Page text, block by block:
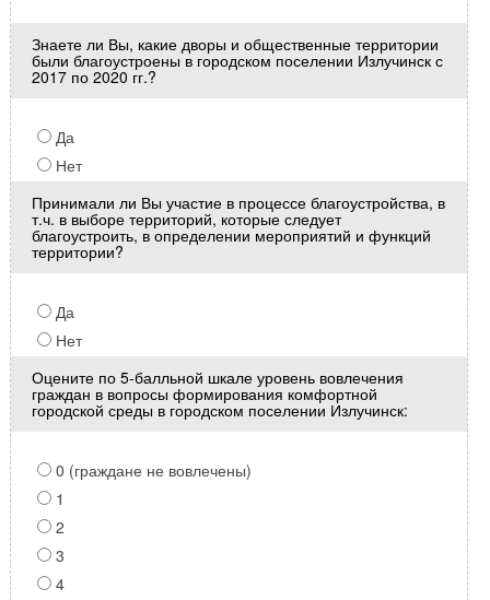
Знаете ли Вы, какие дворы и общественные территории
были благоустроены в городском поселении Излучинск с
2017 по 2020 гг.?
Да
Нет
Принимали ли Вы участие в процессе благоустройства, в
т.ч. в выборе территорий, которые следует
благоустроить, в определении мероприятий и функций
территории?
Да
Нет
Оцените по 5-балльной шкале уровень вовлечения
граждан в вопросы формирования комфортной
городской среды в городском поселении Излучинск:
0 (граждане не вовлечены)
1
2
3
4